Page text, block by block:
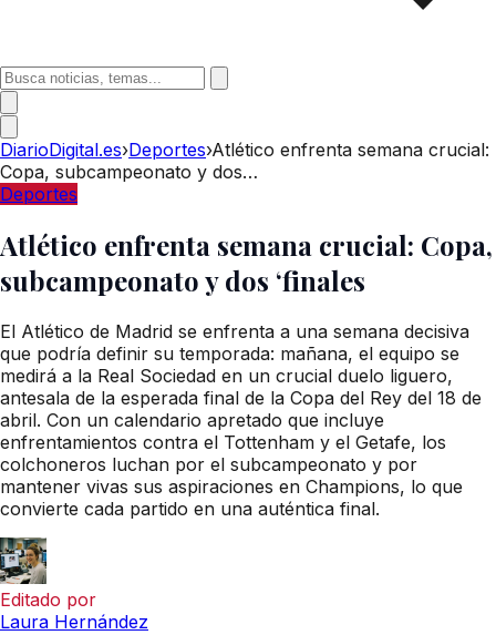
DiarioDigital.es›Deportes›Atlético enfrenta semana crucial:
Copa, subcampeonato y dos…
Deportes
Atlético enfrenta semana crucial: Copa,
subcampeonato y dos ‘finales
El Atlético de Madrid se enfrenta a una semana decisiva
que podría definir su temporada: mañana, el equipo se
medirá a la Real Sociedad en un crucial duelo liguero,
antesala de la esperada final de la Copa del Rey del 18 de
abril. Con un calendario apretado que incluye
enfrentamientos contra el Tottenham y el Getafe, los
colchoneros luchan por el subcampeonato y por
mantener vivas sus aspiraciones en Champions, lo que
convierte cada partido en una auténtica final.
Editado por
Laura Hernández